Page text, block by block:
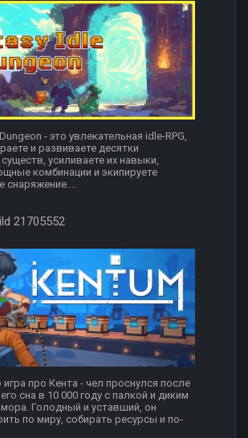
- это увлекательная idle-RPG,
и развиваете десятки
усиливаете их навыки,
комбинации и экипируете
снаряжение....
21705552
игра про Кента - чел проснулся после
сна в 10 000 году с палкой и диким
Голодный и уставший, он
по миру, собирать ресурсы и по-